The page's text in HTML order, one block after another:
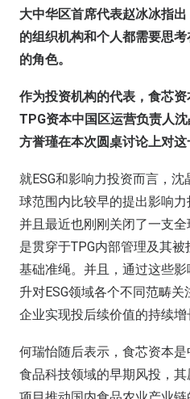
大中华区首席代表赵冰冰指
的组织机构和个人都需要思
的角色。
作为投资机构的代表，食芯资
TPG资本中国区运营负责人
方誉瑾在本次圆桌讨论上对这
就ESG和影响力投资而言，
球范围内比较早的提出影响力
并且最近也刚刚关闭了一支
是贯穿于TPG内部管理及其
基础准绳。并且，通过这些影
升对ESG领域各个不同范畴
企业实现投后续价值的持续增
何瑞怡随后表示，食芯资本
食品科技领域的早期风投，